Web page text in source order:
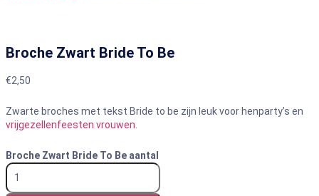
Broche Zwart Bride To Be
€2,50
Zwarte broches met tekst Bride to be zijn leuk voor henparty’s en
vrijgezellenfeesten vrouwen
Broche Zwart Bride To Be aantal